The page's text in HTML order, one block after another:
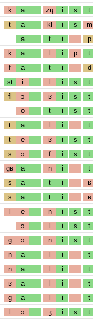
k a zɥ i s t
t a kl i s m
a t i p
k a l i p t
f a t i d
st i l i s t
fl ɔ ʁ i s t
o t i s t
t a l i t
t e ʁ i s t
s ɔ f i s t
gʁ a n i t
s a t i ʁ
s a t i ʁ
l e n i s t
ɔ l i s t
g ɔ n i s t
n a l i t
n a l i t
ʁ a l i t
g a l i t
l ɔ ʒ i s t